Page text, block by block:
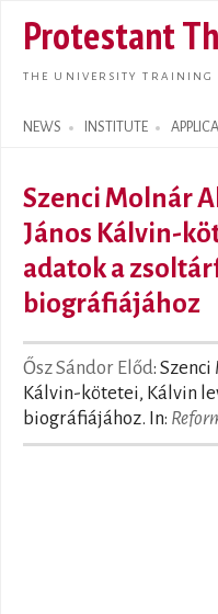
Protestant
THE UNIVERSITY
NEWS INSTITUTE
Search form
Szenci Molnár
János Kálvin-
adatok a
biográfiájához
Ősz Sándor Előd:
Kálvin-kötetei, Kálvin
biográfiájához. In: